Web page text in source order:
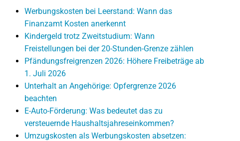
Werbungskosten bei Leerstand: Wann das
Finanzamt Kosten anerkennt
Kindergeld trotz Zweitstudium: Wann
Freistellungen bei der 20-Stunden-Grenze zählen
Pfändungsfreigrenzen 2026: Höhere Freibeträge ab
1. Juli 2026
Unterhalt an Angehörige: Opfergrenze 2026
beachten
E-Auto-Förderung: Was bedeutet das zu
versteuernde Haushaltsjahreseinkommen?
Umzugskosten als Werbungskosten absetzen: